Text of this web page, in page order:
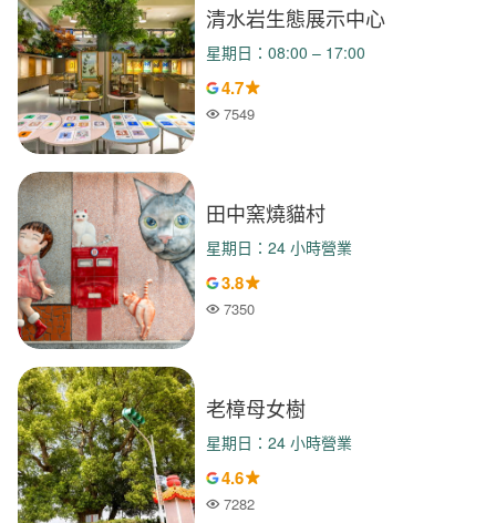
清水岩生態展示中心
星期日：08:00 – 17:00
4.7
人氣
7549
田中窯燒貓村
星期日：24 小時營業
3.8
人氣
7350
老樟母女樹
星期日：24 小時營業
4.6
人氣
7282